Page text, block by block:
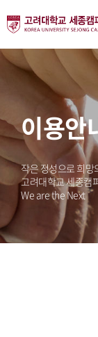
이용안
작은 정성으로 희망
고려대학교 세종캠
We are the Next